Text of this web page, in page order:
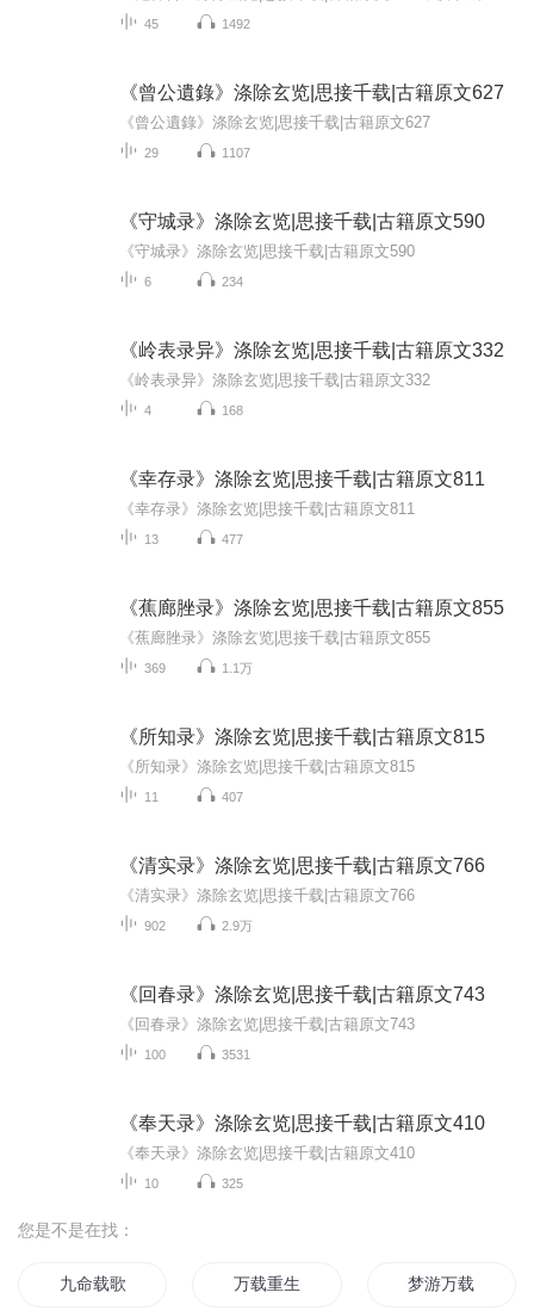
45 1492
《曾公遺錄》涤除玄览|思接千载|古籍原文627
《曾公遺錄》涤除玄览|思接千载|古籍原文627
29 1107
《守城录》涤除玄览|思接千载|古籍原文590
《守城录》涤除玄览|思接千载|古籍原文590
6 234
《岭表录异》涤除玄览|思接千载|古籍原文332
《岭表录异》涤除玄览|思接千载|古籍原文332
4 168
《幸存录》涤除玄览|思接千载|古籍原文811
《幸存录》涤除玄览|思接千载|古籍原文811
13 477
《蕉廊脞录》涤除玄览|思接千载|古籍原文855
《蕉廊脞录》涤除玄览|思接千载|古籍原文855
369 1.1万
《所知录》涤除玄览|思接千载|古籍原文815
《所知录》涤除玄览|思接千载|古籍原文815
11 407
《清实录》涤除玄览|思接千载|古籍原文766
《清实录》涤除玄览|思接千载|古籍原文766
902 2.9万
《回春录》涤除玄览|思接千载|古籍原文743
《回春录》涤除玄览|思接千载|古籍原文743
100 3531
《奉天录》涤除玄览|思接千载|古籍原文410
《奉天录》涤除玄览|思接千载|古籍原文410
10 325
您是不是在找：
九命载歌 万载重生 梦游万载